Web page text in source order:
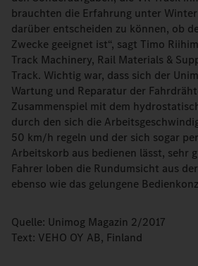
brauchten die Erfahrung unter
darüber entscheiden zu können, ob
Zwecke geeignet ist“, sagt Timo
Track Machinery, Rail Materials &
Track. Wichtig war, dass sich der
Wartung und Reparatur der
Zusammenspiel mit dem
durch den sich die
50 km/h regeln und der sich sogar
Arbeitskorb aus bedienen lässt, sehr
Fahrer loben die Rundumsicht aus
ebenso wie das gelungene
Quelle: Unimog Magazin 2/2017
Text: VEHO OY AB, Finland